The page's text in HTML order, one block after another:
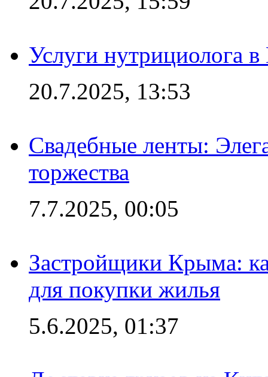
Услуги нутрициолога
20.7.2025, 13:53
Свадебные ленты:
торжества
7.7.2025, 00:05
Застройщики Крыма:
для покупки жилья
5.6.2025, 01:37